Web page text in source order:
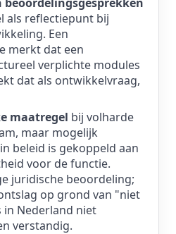
als reflectiepunt bij
Een
merkt dat een
verplichte modules
dat als ontwikkelvraag,
maatregel bij volharde
maar mogelijk
beleid is gekoppeld aan
voor de functie.
juridische beoordeling;
op grond van "niet
in Nederland niet
verstandig.